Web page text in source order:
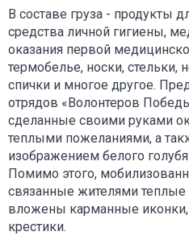
В составе груза - продукты
средства личной гигиены,
оказания первой
термобелье, носки, стельки,
спички и многое другое.
отрядов «Волонтеров
сделанные своими руками
теплыми пожеланиями, а
изображением белого
Помимо этого,
связанные жителями
вложены карманные
крестики.